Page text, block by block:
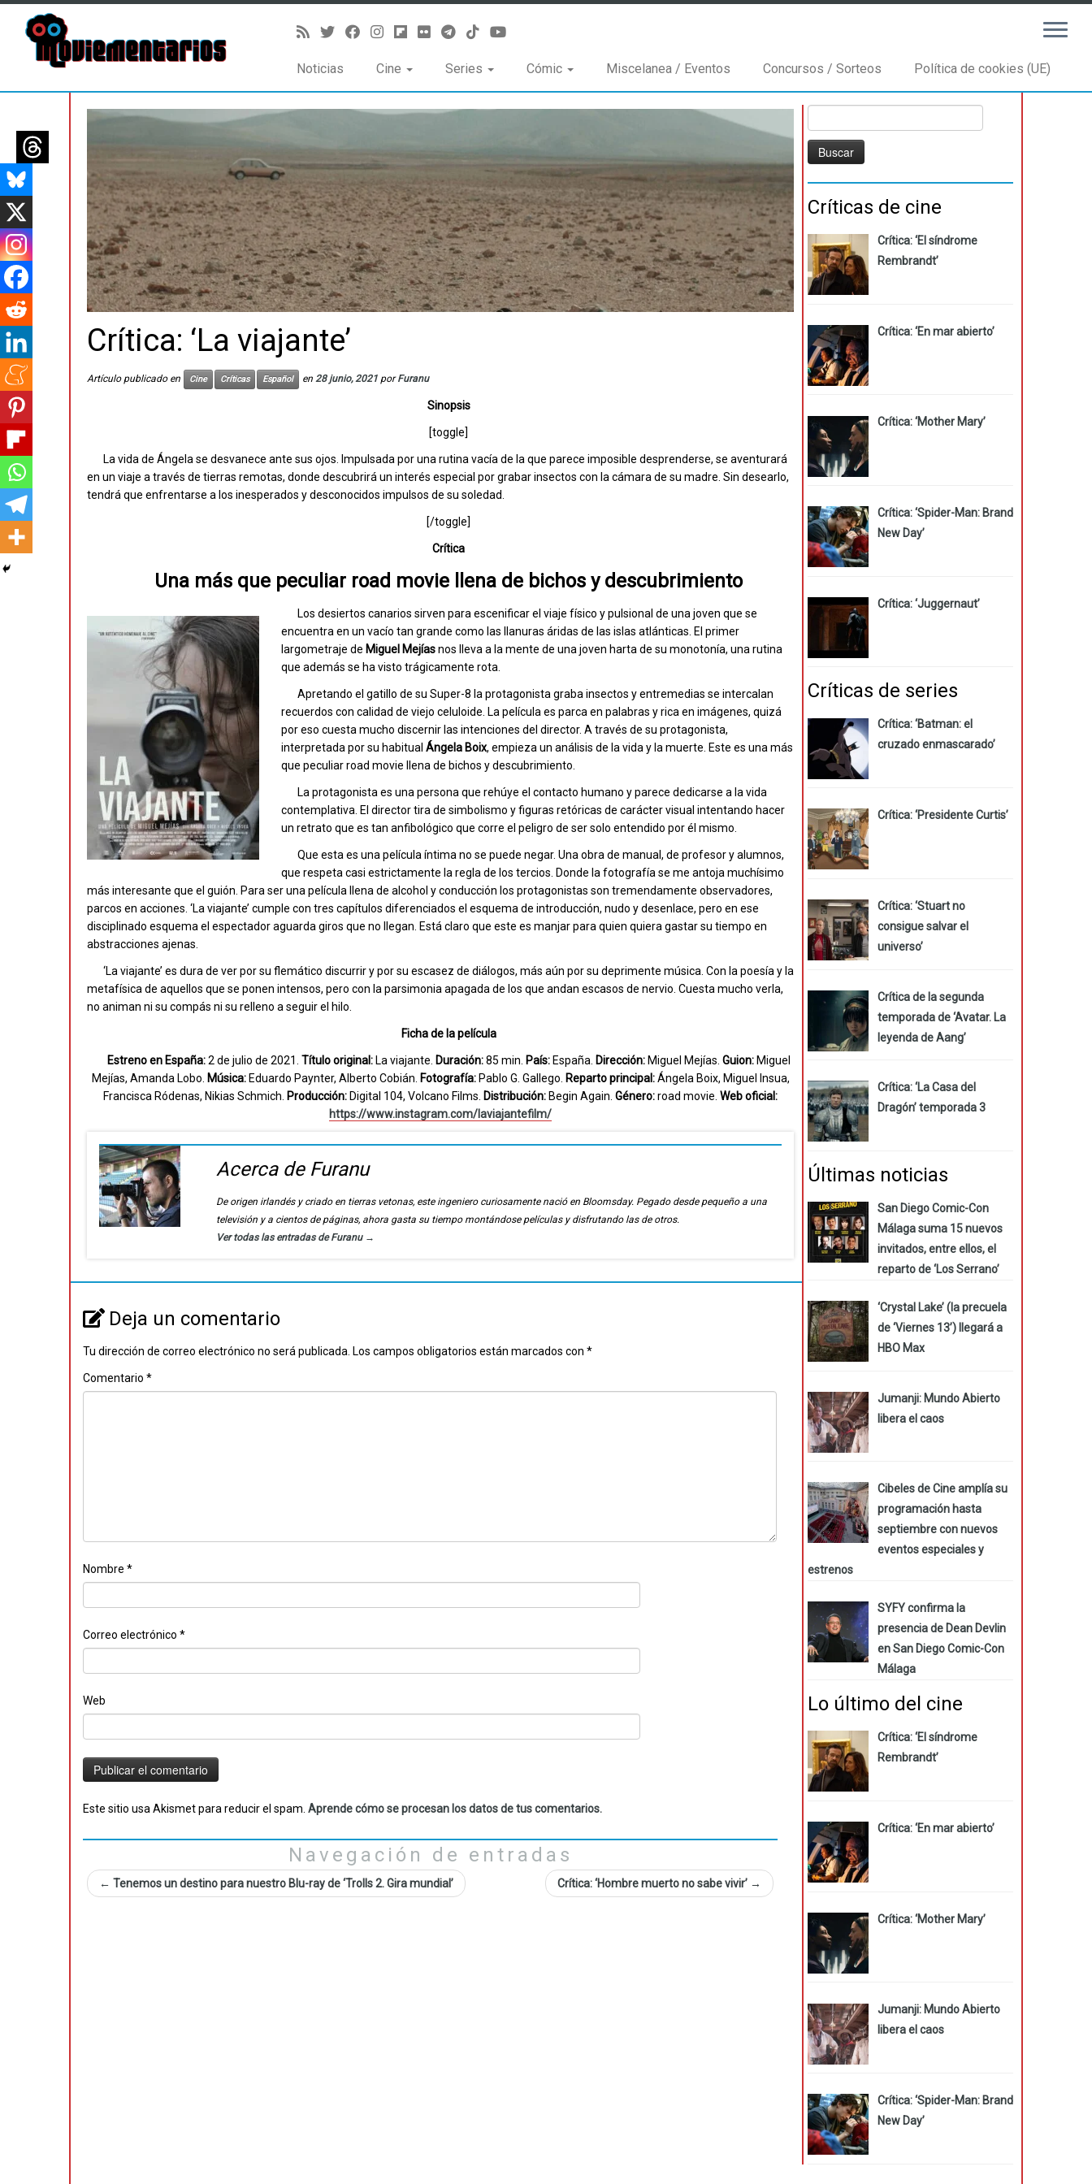
contenido
Noticias Cine Series Cómic Miscelanea / Eventos Concursos / Sorteos Política de cookies (UE)
Crítica: ‘La viajante’
Artículo publicado en Cine Críticas Español en 28 junio, 2021 porFuranu
Sinopsis
[toggle]
La vida de Ángela se desvanece ante sus ojos. Impulsada por una rutina vacía de la que parece imposible desprenderse, se aventurará
en un viaje a través de tierras remotas, donde descubrirá un interés especial por grabar insectos con la cámara de su madre. Sin desearlo,
tendrá que enfrentarse a los inesperados y desconocidos impulsos de su soledad.
[/toggle]
Crítica
Una más que peculiar road movie llena de bichos y descubrimiento
Los desiertos canarios sirven para escenificar el viaje físico y pulsional de una joven que se
encuentra en un vacío tan grande como las llanuras áridas de las islas atlánticas. El primer
largometraje de Miguel Mejíasnos lleva a la mente de una joven harta de su monotonía, una rutina
que además se ha visto trágicamente rota.
Apretando el gatillo de su Super-8 la protagonista graba insectos y entremedias se intercalan
recuerdos con calidad de viejo celuloide. La película es parca en palabras y rica en imágenes, quizá
por eso cuesta mucho discernir las intenciones del director. A través de su protagonista,
interpretada por su habitualÁngela Boix, empieza un análisis de la vida y la muerte. Este es una más
que peculiar road movie llena de bichos y descubrimiento.
La protagonista es una persona que rehúye el contacto humano y parece dedicarse a la vida
contemplativa. El director tira de simbolismo y figuras retóricas de carácter visual intentando hacer
un retrato que es tan anfibológico que corre el peligro de ser solo entendido por él mismo.
Que esta es una película íntima no se puede negar. Una obra de manual, de profesor y alumnos,
que respeta casi estrictamente la regla de los tercios. Donde la fotografía se me antoja muchísimo
más interesante que el guión. Para ser una película llena de alcohol y conducción los protagonistas son tremendamente observadores,
parcos en acciones. ‘La viajante’ cumple con tres capítulos diferenciados el esquema de introducción, nudo y desenlace, pero en ese
disciplinado esquema el espectador aguarda giros que no llegan. Está claro que este es manjar para quien quiera gastar su tiempo en
abstracciones ajenas.
‘La viajante’ es dura de ver por su flemático discurrir y por su escasez de diálogos, más aún por su deprimente música. Con la poesía y la
metafísica de aquellos que se ponen intensos, pero con la parsimonia apagada de los que andan escasos de nervio. Cuesta mucho verla,
no animan ni su compás ni su relleno a seguir el hilo.
Ficha de la película
Estreno en España:2 de julio de 2021. Título original:La viajante. Duración:85 min. País:España. Dirección:Miguel Mejías. Guion:Miguel
Mejías, Amanda Lobo. Música:Eduardo Paynter, Alberto Cobián. Fotografía:Pablo G. Gallego. Reparto principal:Ángela Boix, Miguel Insua,
Francisca Ródenas, Nikias Schmich. Producción: Digital 104, Volcano Films. Distribución: Begin Again. Género:road movie. Web oficial:
https://www.instagram.com/laviajantefilm/
Acerca de Furanu
De origen irlandés y criado en tierras vetonas, este ingeniero curiosamente nació en Bloomsday. Pegado desde pequeño a una
televisión y a cientos de páginas, ahora gasta su tiempo montándose películas y disfrutando las de otros.
Ver todas las entradas de Furanu →
Deja un comentario
Tu dirección de correo electrónico no será publicada. Los campos obligatorios están marcados con *
Comentario *
Nombre *
Correo electrónico *
Web
Este sitio usa Akismet para reducir el spam. Aprende cómo se procesan los datos de tus comentarios.
Navegación de entradas
← Tenemos un destino para nuestro Blu-ray de ‘Trolls 2. Gira mundial’ Crítica: ‘Hombre muerto no sabe vivir’ →
Críticas de cine
Crítica: ‘El síndrome
Rembrandt’
Crítica: ‘En mar abierto’
Crítica: ‘Mother Mary’
Crítica: ‘Spider-Man: Brand
New Day’
Crítica: ‘Juggernaut’
Críticas de series
Crítica: ‘Batman: el
cruzado enmascarado’
Crítica: ‘Presidente Curtis’
Crítica: ‘Stuart no
consigue salvar el
universo’
Crítica de la segunda
temporada de ‘Avatar. La
leyenda de Aang’
Crítica: ‘La Casa del
Dragón’ temporada 3
Últimas noticias
San Diego Comic-Con
Málaga suma 15 nuevos
invitados, entre ellos, el
reparto de ‘Los Serrano’
‘Crystal Lake’ (la precuela
de ‘Viernes 13’) llegará a
HBO Max
Jumanji: Mundo Abierto
libera el caos
Cibeles de Cine amplía su
programación hasta
septiembre con nuevos
eventos especiales y
estrenos
SYFY confirma la
presencia de Dean Devlin
en San Diego Comic-Con
Málaga
Lo último del cine
Crítica: ‘El síndrome
Rembrandt’
Crítica: ‘En mar abierto’
Crítica: ‘Mother Mary’
Jumanji: Mundo Abierto
libera el caos
Crítica: ‘Spider-Man: Brand
New Day’